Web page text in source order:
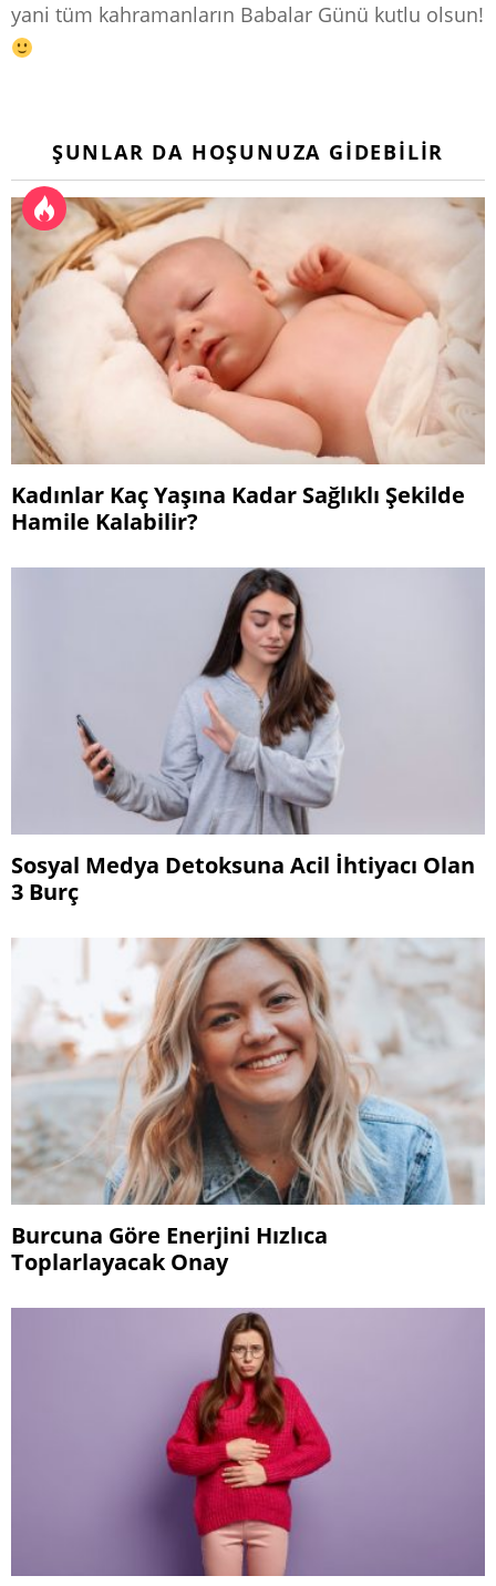
yani tüm kahramanların Babalar Günü kutlu olsun!
ŞUNLAR DA HOŞUNUZA GIDEBILIR
Kadınlar Kaç Yaşına Kadar Sağlıklı Şekilde
Hamile Kalabilir?
Sosyal Medya Detoksuna Acil İhtiyacı Olan
3 Burç
Burcuna Göre Enerjini Hızlıca
Toplarlayacak Onay